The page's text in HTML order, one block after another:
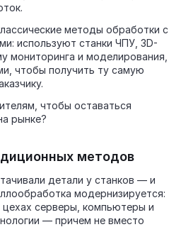
методы обработки с
используют станки ЧПУ, 3D-
мониторинга и моделирования,
чтобы получить ту самую
чтобы оставаться
рынке?
методов
детали у станков — и
модернизируется:
серверы, компьютеры и
— причем не вместо